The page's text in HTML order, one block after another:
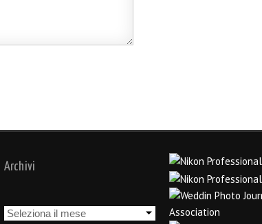
Archivi
Archivi